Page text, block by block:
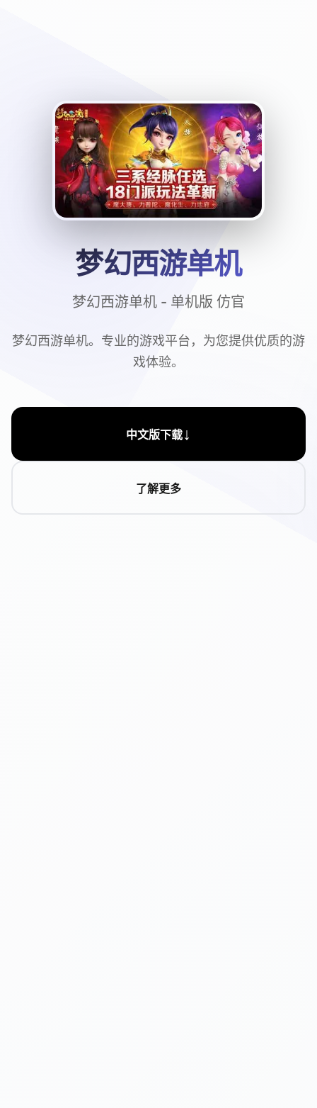
梦幻西游单机
梦幻西游单机 - 单机版 仿官
梦幻西游单机。专业的游戏平台，为您提供优质的游
戏体验。
中文版下载↓
了解更多